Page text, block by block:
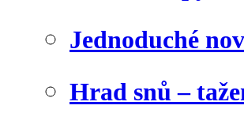
Jednoduché
Hrad snů –